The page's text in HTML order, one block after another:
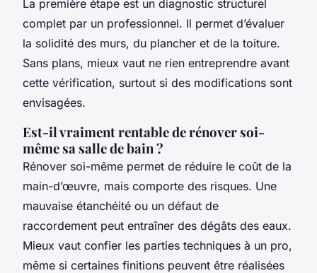
La première étape est un diagnostic structurel
complet par un professionnel. Il permet d’évaluer
la solidité des murs, du plancher et de la toiture.
Sans plans, mieux vaut ne rien entreprendre avant
cette vérification, surtout si des modifications sont
envisagées.
Est-il vraiment rentable de rénover soi-
même sa salle de bain ?
Rénover soi-même permet de réduire le coût de la
main-d’œuvre, mais comporte des risques. Une
mauvaise étanchéité ou un défaut de
raccordement peut entraîner des dégâts des eaux.
Mieux vaut confier les parties techniques à un pro,
même si certaines finitions peuvent être réalisées